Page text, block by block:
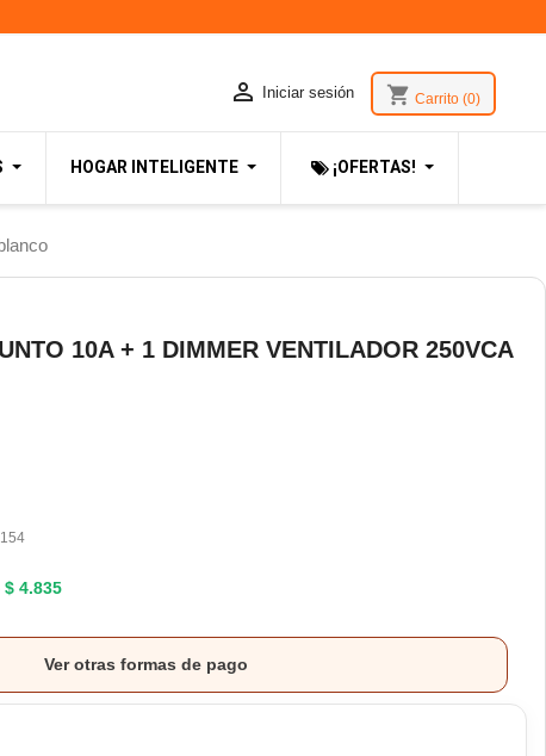
 Iniciar sesión shopping_cart Carrito (0)
HOGAR INTELIGENTE ¡OFERTAS!
10A + 1 DIMMER VENTILADOR 250VCA
$ 4.835
Ver otras formas de pago